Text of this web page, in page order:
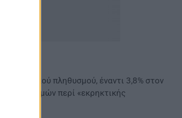
πληθυσμού, έναντι 3,8% στον
ισχυρισμών περί «εκρηκτικής